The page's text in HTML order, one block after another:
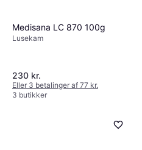
Medisana LC 870 100g
Lusekam
230 kr.
Eller 3 betalinger af 77 kr.
3 butikker